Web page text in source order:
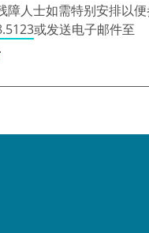
障人士如需特别安排以
或发送电子邮件至
.